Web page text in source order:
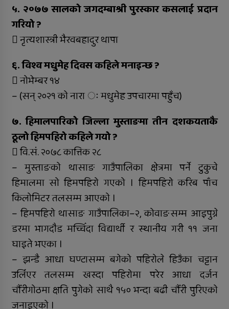
५. २०७७ सालको जगदम्बाश्री पुरस्कार कसलाई प्रदान
गरियो ?
 नृत्यशास्त्री भैरवबहादुर थापा
६. विश्व मधुमेह दिवस कहिले मनाइन्छ ?
 नोभेम्बर १४
– (सन् २०२१ को नारा ः मधुमेह उपचारमा पहुँच)
७. हिमालपारिको जिल्ला मुस्ताङमा तीन दशकयताकै
ठूलो हिमपहिरो कहिले गयो ?
 वि.सं. २०७८ कात्तिक २८
– मुस्ताङको थासाङ गाउँपालिका क्षेत्रमा पर्ने टुकुचे
हिमालमा सो हिमपहिरो गएको । हिमपहिरो करिब पाँच
किलोमिटर तलसम्म आएको ।
– हिमपहिरो थासाङ गाउँपालिका–२, कोवाङसम्म आइपुग्ने
डरमा भागदौड मच्चिँदा विद्यार्थी र स्थानीय गरी ११ जना
घाइते भएका ।
– झन्डै आधा घण्टासम्म बगेको पहिरोले हिउँका चट्टान
उर्लिएर तलसम्म खस्दा पहिरोमा परेर आधा दर्जन
चौँरीगोठमा क्षति पुगेको साथै १५० भन्दा बढी चौँरी पुरिएको
जनाइएको ।